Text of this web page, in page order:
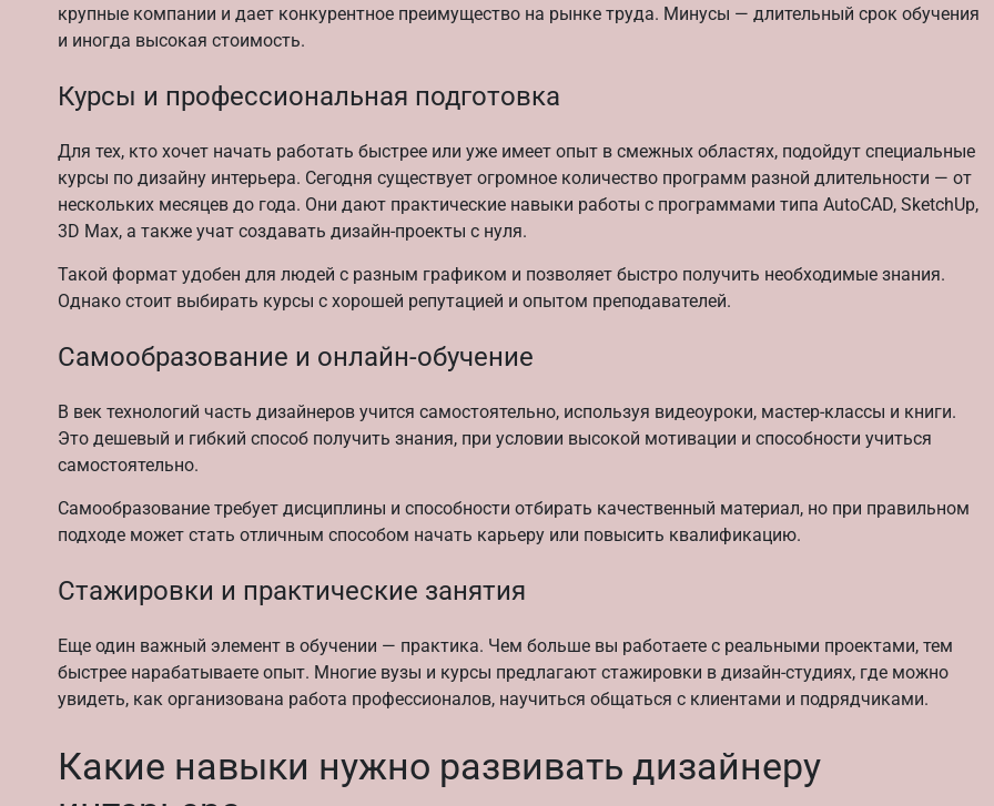
крупные компании и дает конкурентное преимущество на рынке труда. Минусы — длительный срок обучения
и иногда высокая стоимость.
Курсы и профессиональная подготовка
Для тех, кто хочет начать работать быстрее или уже имеет опыт в смежных областях, подойдут специальные
курсы по дизайну интерьера. Сегодня существует огромное количество программ разной длительности — от
нескольких месяцев до года. Они дают практические навыки работы с программами типа AutoCAD, SketchUp,
3D Max, а также учат создавать дизайн-проекты с нуля.
Такой формат удобен для людей с разным графиком и позволяет быстро получить необходимые знания.
Однако стоит выбирать курсы с хорошей репутацией и опытом преподавателей.
Самообразование и онлайн-обучение
В век технологий часть дизайнеров учится самостоятельно, используя видеоуроки, мастер-классы и книги.
Это дешевый и гибкий способ получить знания, при условии высокой мотивации и способности учиться
самостоятельно.
Самообразование требует дисциплины и способности отбирать качественный материал, но при правильном
подходе может стать отличным способом начать карьеру или повысить квалификацию.
Стажировки и практические занятия
Еще один важный элемент в обучении — практика. Чем больше вы работаете с реальными проектами, тем
быстрее нарабатываете опыт. Многие вузы и курсы предлагают стажировки в дизайн-студиях, где можно
увидеть, как организована работа профессионалов, научиться общаться с клиентами и подрядчиками.
Какие навыки нужно развивать дизайнеру